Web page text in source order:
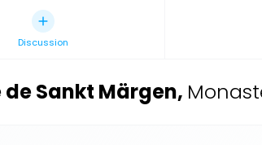
Discussion
Sankt Märgen,